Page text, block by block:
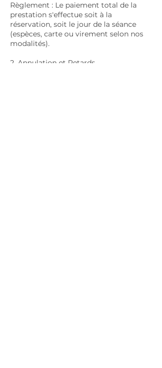
Règlement : Le paiement total de la
prestation s'effectue soit à la
réservation, soit le jour de la séance
(espèces, carte ou virement selon nos
modalités).
2. Annulation et Retards